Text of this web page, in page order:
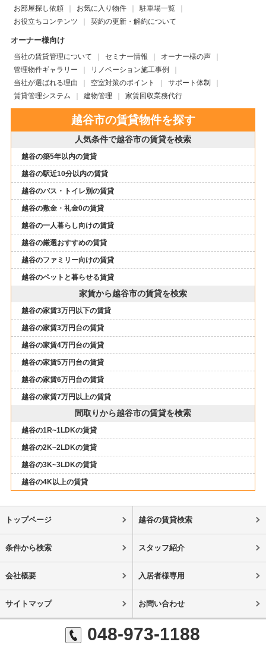
お部屋探し依頼
お気に入り物件
駐車場一覧
お役立ちコンテンツ
契約の更新・解約について
オーナー様向け
当社の賃貸管理について セミナー情報
オーナー様の声
管理物件ギャラリー
リノベーション施工事例
当社が選ばれる理由
空室対策のポイント
サポート体制
賃貸管理システム
建物管理 家賃回収業務代行
越谷市の賃貸物件を探す
人気条件で越谷市の賃貸を検索
越谷の築5年以内の賃貸
越谷の駅近10分以内の賃貸
越谷のバス・トイレ別の賃貸
越谷の敷金・礼金0の賃貸
越谷の一人暮らし向けの賃貸
越谷の厳選おすすめの賃貸
越谷のファミリー向けの賃貸
越谷のペットと暮らせる賃貸
家賃から越谷市の賃貸を検索
越谷の家賃3万円以下の賃貸
越谷の家賃3万円台の賃貸
越谷の家賃4万円台の賃貸
越谷の家賃5万円台の賃貸
越谷の家賃6万円台の賃貸
越谷の家賃7万円以上の賃貸
間取りから越谷市の賃貸を検索
越谷の1R~1LDKの賃貸
越谷の2K~2LDKの賃貸
越谷の3K~3LDKの賃貸
越谷の4K以上の賃貸
トップページ 越谷の賃貸検索
条件から検索 スタッフ紹介
会社概要 入居者様専用
サイトマップ お問い合わせ
048-973-1188